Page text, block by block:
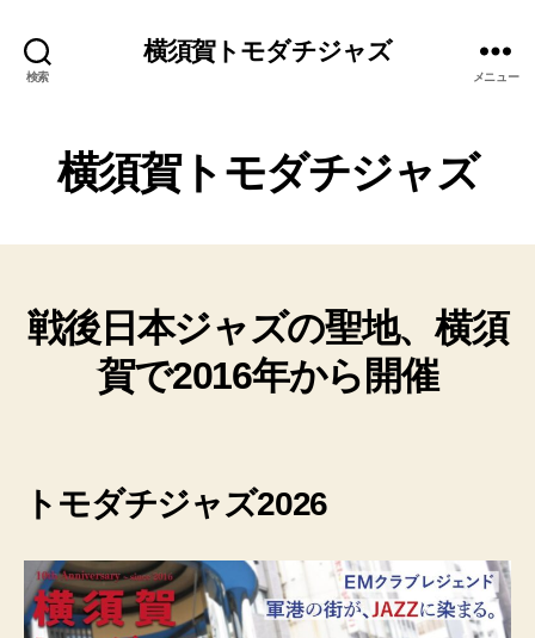
検索
横須賀トモダチジャズ
メニュー
横須賀トモダチジャズ
戦後日本ジャズの聖地、横須
賀で2016年から開催
トモダチジャズ2026